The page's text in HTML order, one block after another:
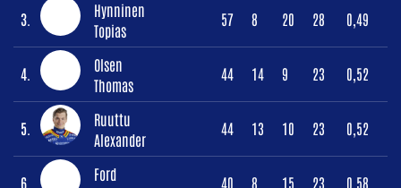
3.
Hynninen
Topias
57 8 20 28 0,49
4.
Olsen
Thomas
44 14 9 23 0,52
5.
Ruuttu
Alexander
44 13 10 23 0,52
6.
Ford
40 8 15 23 0,58